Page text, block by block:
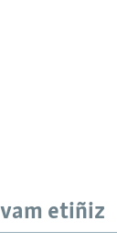
etiñiz